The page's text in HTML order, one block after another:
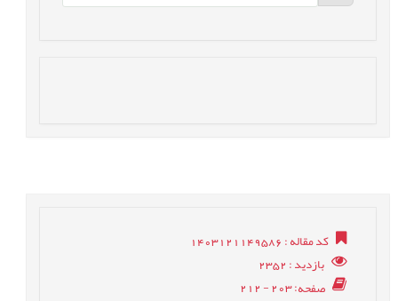
کد مقاله: 1403121149586
بازدید: 2352
صفحه: 203 - 212